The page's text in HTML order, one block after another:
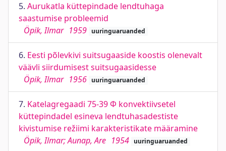
5. Aurukatla küttepindade lendtuhaga
saastumise probleemid
Öpik, Ilmar 1959 uuringuaruanded
6. Eesti põlevkivi suitsugaaside koostis olenevalt
väävli siirdumisest suitsugaasidesse
Öpik, Ilmar 1956 uuringuaruanded
7. Katelagregaadi 75-39 Ф konvektiivsetel
küttepindadel esineva lendtuhasadestiste
kivistumise režiimi karakteristikate määramine
Öpik, Ilmar; Aunap, Are 1954 uuringuaruanded